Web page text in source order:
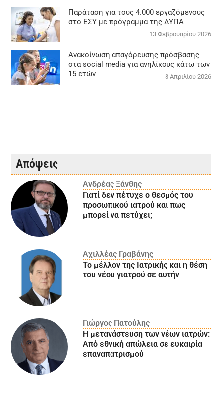
Παράταση για τους 4.000 εργαζόμενους
στο ΕΣΥ με πρόγραμμα της ΔΥΠΑ
13 Φεβρουαρίου 2026
Ανακοίνωση απαγόρευσης πρόσβασης
στα social media για ανηλίκους κάτω των
15 ετών
8 Απριλίου 2026
Απόψεις
Ανδρέας Ξάνθης
Γιατί δεν πέτυχε ο θεσμός του
προσωπικού ιατρού και πως
μπορεί να πετύχει;
Αχιλλέας Γραβάνης
Το μέλλον της Ιατρικής και η θέση
του νέου γιατρού σε αυτήν
Γιώργος Πατούλης
Η μετανάστευση των νέων ιατρών:
Aπό εθνική απώλεια σε ευκαιρία
επαναπατρισμού